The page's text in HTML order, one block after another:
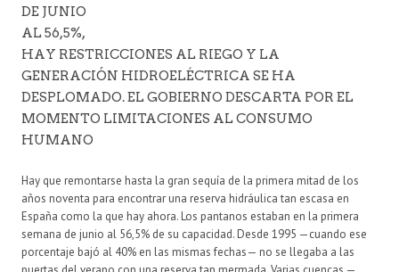
DE JUNIO
AL 56,5%,
HAY RESTRICCIONES AL RIEGO Y LA
GENERACIÓN HIDROELÉCTRICA SE HA
DESPLOMADO. EL GOBIERNO DESCARTA POR EL
MOMENTO LIMITACIONES AL CONSUMO
HUMANO
Hay que remontarse hasta la gran sequía de la primera mitad de los
años noventa para encontrar una reserva hidráulica tan escasa en
España como la que hay ahora. Los pantanos estaban en la primera
semana de junio al 56,5% de su capacidad. Desde 1995 —cuando ese
porcentaje bajó al 40% en las mismas fechas— no se llegaba a las